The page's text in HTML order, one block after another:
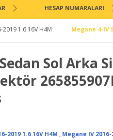
HESAP NUMARALARI
2019 1.6 16V H4M Megane 4-IV
Sol Arka
2019 1.6 16V H4M , Megane IV 2016-